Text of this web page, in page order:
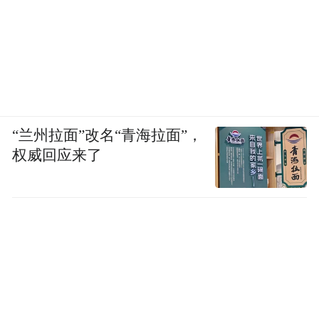
“兰州拉面”改名“青海拉面”，
权威回应来了